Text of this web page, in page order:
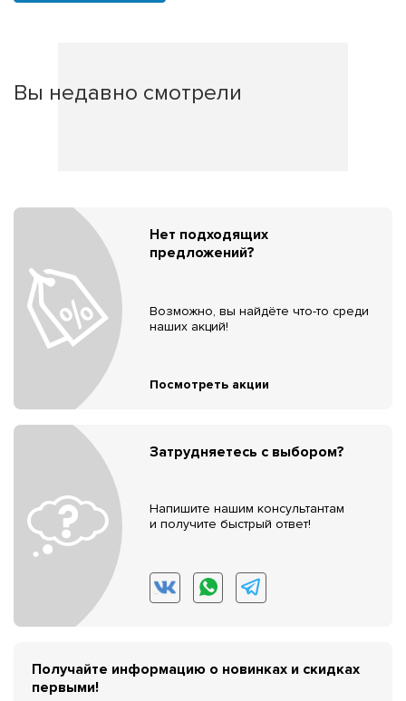
Вы недавно смотрели
Нет подходящих
предложений?
Возможно, вы найдёте что-то среди
наших акций!
Посмотреть акции
Затрудняетесь с выбором?
Напишите нашим консультантам
и получите быстрый ответ!
Получайте информацию о новинках и скидках
первыми!